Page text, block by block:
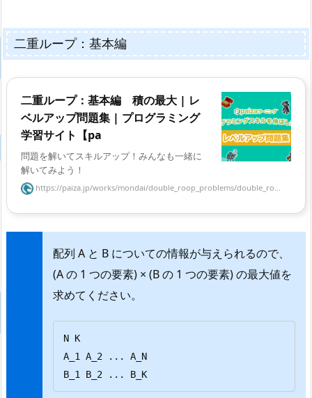
二重ループ：基本編
二重ループ：基本編 積の最大 | レ
ベルアップ問題集 | プログラミング
学習サイト【pa
問題を解いてスキルアップ！みんなも一緒に
解いてみよう！
https://paiza.jp/works/mondai/double_roop_problems/double_ro...
配列 A と B についての情報が与えられるので、
(A の 1 つの要素) × (B の 1 つの要素) の最大値を
求めてください。
N K
A_1 A_2 ... A_N
B_1 B_2 ... B_K